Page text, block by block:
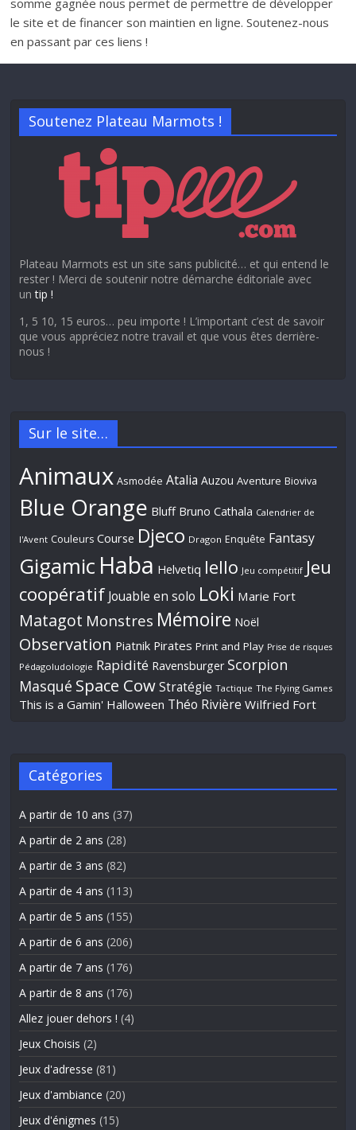
le site et de financer son maintien en ligne. Soutenez-nous
en passant par ces liens !
Soutenez Plateau Marmots !
Plateau Marmots est un site sans publicité… et qui entend le
rester ! Merci de soutenir notre démarche éditoriale avec
untip !
1, 5 10, 15 euros… peu importe ! L’important c’est de savoir
que vous appréciez notre travail et que vous êtes derrière-
nous !
Sur le site…
Animaux Asmodée Atalia Auzou Aventure Bioviva
Blue Orange Bluff Bruno Cathala Calendrier de
l'Avent Couleurs Course Djeco Dragon Enquête Fantasy
Gigamic Haba Helvetiq Iello Jeu compétitif Jeu
coopératif Jouable en solo Loki Marie Fort
Matagot Monstres Mémoire Noël
Observation Piatnik Pirates Print and Play Prise de risques
Pédagoludologie Rapidité Ravensburger Scorpion
Masqué Space Cow Stratégie Tactique The Flying Games
This is a Gamin' Halloween Théo Rivière Wilfried Fort
Catégories
A partir de 10 ans (37)
A partir de 2 ans (28)
A partir de 3 ans (82)
A partir de 4 ans (113)
A partir de 5 ans (155)
A partir de 6 ans (206)
A partir de 7 ans (176)
A partir de 8 ans (176)
Allez jouer dehors ! (4)
Jeux Choisis (2)
Jeux d'adresse (81)
Jeux d'ambiance (20)
Jeux d'énigmes (15)